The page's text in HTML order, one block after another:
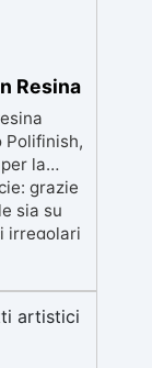
Resina
la
grazie
sia su
irregolari
Video